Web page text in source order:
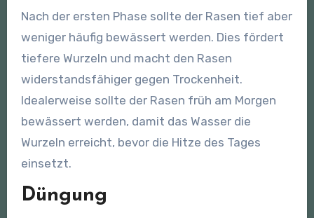
Nach der ersten Phase sollte der Rasen tief aber
weniger häufig bewässert werden. Dies fördert
tiefere Wurzeln und macht den Rasen
widerstandsfähiger gegen Trockenheit.
Idealerweise sollte der Rasen früh am Morgen
bewässert werden, damit das Wasser die
Wurzeln erreicht, bevor die Hitze des Tages
einsetzt.
Düngung